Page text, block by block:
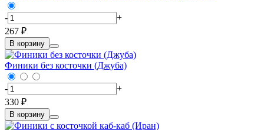
-
+
267 ₽
В корзину
Финики без косточки (Джуба)
-
+
330 ₽
В корзину